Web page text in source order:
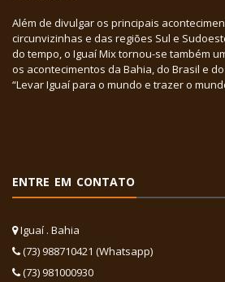
Além de divulgar os principais
circunvizinhas e das regiões Sul e
do tempo, o Iguaí Mix tornou-se também
os acontecimentos da Bahia, do Brasil e
“Levar Iguaí para o mundo e trazer o
ENTRE EM CONTATO
Iguaí . Bahia
(73) 988710421 (Whatsapp)
(73) 981000930